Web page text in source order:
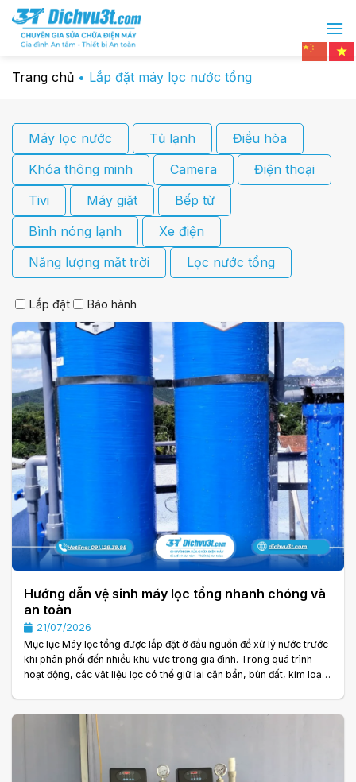
Chuyển
đến
dung
Trang chủ • Lắp đặt máy lọc nước tổng
Máy lọc nước Tủ lạnh
Điều hòa
Khóa thông minh
Camera
Điện thoại
Tivi
Máy giặt
Bếp từ
Bình nóng lạnh
Xe điện
Năng lượng mặt trời
Lọc nước tổng
Lắp đặt Bảo hành
Hướng dẫn vệ sinh máy lọc tổng nhanh chóng và
an toàn
21/07/2026
Mục lục Máy lọc tổng được lắp đặt ở đầu nguồn để xử lý nước trước
khi phân phối đến nhiều khu vực trong gia đình. Trong quá trình
hoạt động, các vật liệu lọc có thể giữ lại cặn bẩn, bùn đất, kim loại,
thể giảm hiệu suất, nước chảy yếu hoặc xuất hiện mùi bất thường.
Vì vậy, tìm hiểu hướng dẫn vệ sinh máy lọc tổng là điều cần thiết đối